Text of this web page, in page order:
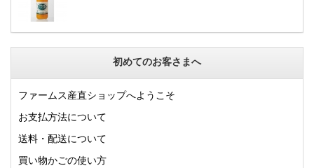
初めてのお客さまへ
ファームス産直ショップへようこそ
お支払方法について
送料・配送について
買い物かごの使い方